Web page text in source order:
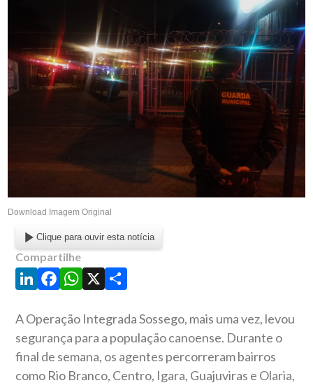
Download Imagem Original
Clique para ouvir esta notícia
Compartilhe
LinkedIn
Facebook
WhatsApp
X Share
A Operação Integrada Sossego, mais uma vez, levou
segurança para a população canoense. Durante o
final de semana, os agentes percorreram bairros
como Rio Branco, Centro, Igara, Guajuviras e Olaria,